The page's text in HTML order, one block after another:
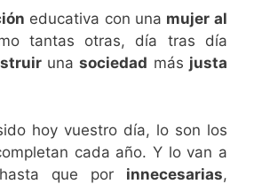
educativa con una mujer al
tantas otras, día tras día
unasociedad más justa
hoy vuestro día, lo son los
cada año. Y lo van a
que por innecesarias,